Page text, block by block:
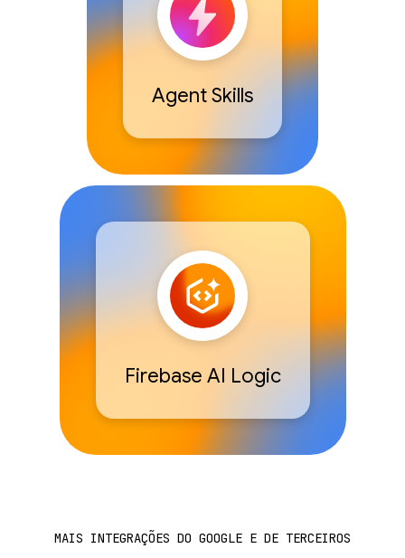
Agent Skills
Firebase AI Logic
MAIS INTEGRAÇÕES DO GOOGLE E DE TERCEIROS